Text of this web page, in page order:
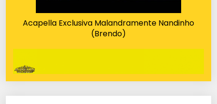
Acapella Exclusiva Malandramente Nandinho
(Brendo)